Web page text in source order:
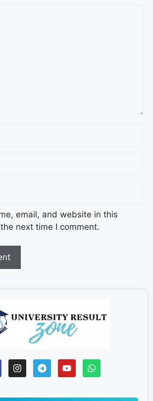
email, and website in this
next time I comment.